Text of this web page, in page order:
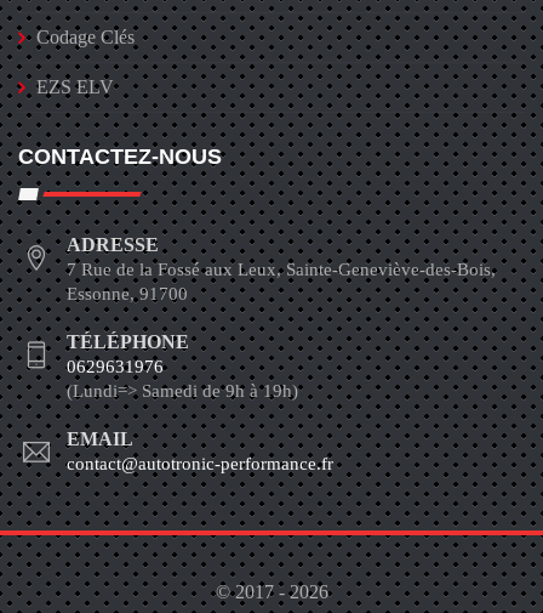
Codage Clés
EZS ELV
CONTACTEZ-NOUS
ADRESSE
7 Rue de la Fossé aux Leux, Sainte-Geneviève-des-Bois,
Essonne, 91700
TÉLÉPHONE
0629631976
(Lundi=> Samedi de 9h à 19h)
EMAIL
contact@autotronic-performance.fr
© 2017 - 2026